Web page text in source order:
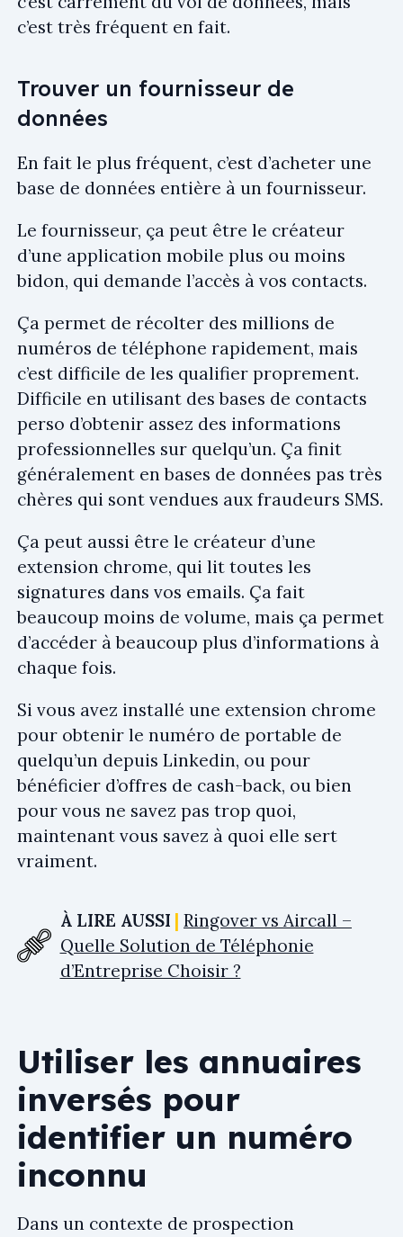
c’est très fréquent en fait.
Trouver un fournisseur de
données
En fait le plus fréquent, c’est d’acheter une
base de données entière à un fournisseur.
Le fournisseur, ça peut être le créateur
d’une application mobile plus ou moins
bidon, qui demande l’accès à vos contacts.
Ça permet de récolter des millions de
numéros de téléphone rapidement, mais
c’est difficile de les qualifier proprement.
Difficile en utilisant des bases de contacts
perso d’obtenir assez des informations
professionnelles sur quelqu’un. Ça finit
généralement en bases de données pas très
chères qui sont vendues aux fraudeurs SMS.
Ça peut aussi être le créateur d’une
extension chrome, qui lit toutes les
signatures dans vos emails. Ça fait
beaucoup moins de volume, mais ça permet
d’accéder à beaucoup plus d’informations à
chaque fois.
Si vous avez installé une extension chrome
pour obtenir le numéro de portable de
quelqu’un depuis Linkedin, ou pour
bénéficier d’offres de cash-back, ou bien
pour vous ne savez pas trop quoi,
maintenant vous savez à quoi elle sert
vraiment.
À LIRE AUSSI
Ringover vs Aircall –
Quelle Solution de Téléphonie
d’Entreprise Choisir ?
Utiliser les annuaires
inversés pour
identifier un numéro
inconnu
Dans un contexte de prospection